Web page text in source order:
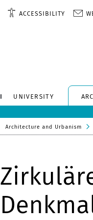
ACCESSIBILITY
UNIVERSITY
Architecture and Urbanism